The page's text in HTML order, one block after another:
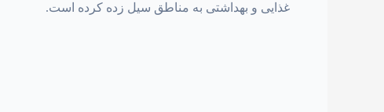
غذایی و بهداشتی به مناطق سیل زده کرده است.